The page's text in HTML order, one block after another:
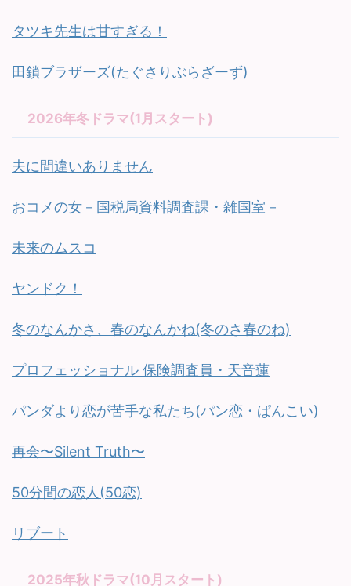
タツキ先生は甘すぎる！
田鎖ブラザーズ(たぐさりぶらざーず)
2026年冬ドラマ(1月スタート)
夫に間違いありません
おコメの女－国税局資料調査課・雑国室－
未来のムスコ
ヤンドク！
冬のなんかさ、春のなんかね(冬のさ春のね)
プロフェッショナル 保険調査員・天音蓮
パンダより恋が苦手な私たち(パン恋・ぱんこい)
再会〜Silent Truth〜
50分間の恋人(50恋)
リブート
2025年秋ドラマ(10月スタート)